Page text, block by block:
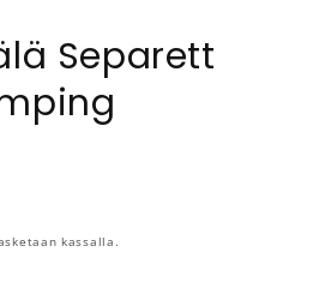
Separett
kassalla.